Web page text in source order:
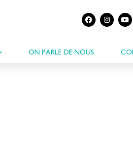
ON PARLE DE NOUS